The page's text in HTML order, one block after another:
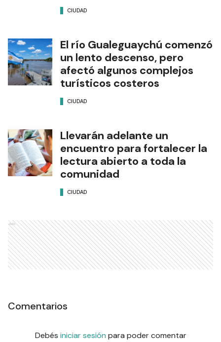
CIUDAD
El río Gualeguaychú comenzó
un lento descenso, pero
afectó algunos complejos
turísticos costeros
CIUDAD
Llevarán adelante un
encuentro para fortalecer la
lectura abierto a toda la
comunidad
CIUDAD
Ads
Comentarios
Debés iniciar sesión para poder comentar